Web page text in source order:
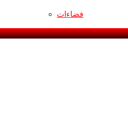
فضاءات